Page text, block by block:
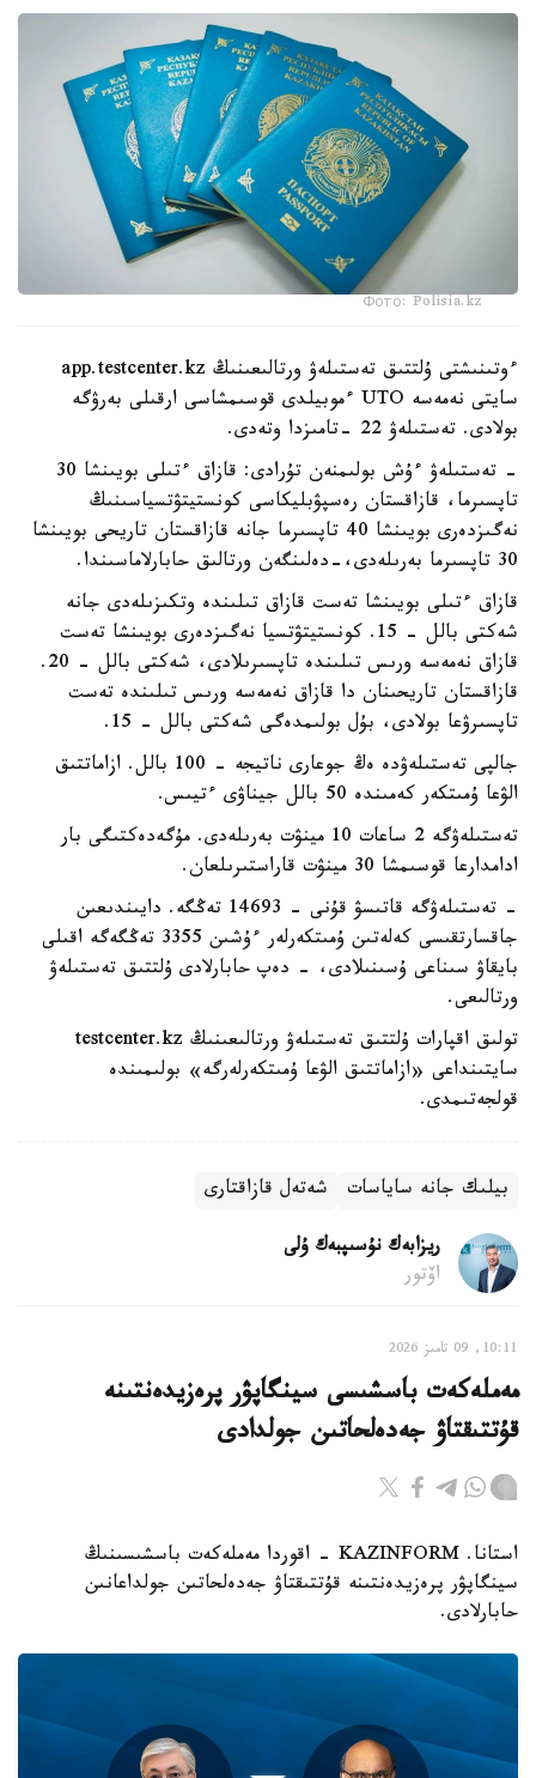
Фото: Polisia.kz
ءوتىنىشتى ۇلتتىق تەستىلەۋ ورتالىعىنىڭ app.testcenter.kz
سايتى نەمەسە UTO ءموبيلدى قوسىمشاسى ارقىلى بەرۋگە
بولادى. تەستىلەۋ 22 -تامىزدا وتەدى.
- تەستىلەۋ ءۇش بولىمنەن تۇرادى: قازاق ءتىلى بويىنشا 30
تاپسىرما، قازاقستان رەسپۋبليكاسى كونستيتۋتسياسىنىڭ
نەگىزدەرى بويىنشا 40 تاپسىرما جانە قازاقستان تاريحى بويىنشا
30 تاپسىرما بەرىلەدى،-دەلىنگەن ورتالىق حابارلاماسىندا.
قازاق ءتىلى بويىنشا تەست قازاق تىلىندە وتكىزىلەدى جانە
شەكتى بالل - 15. كونستيتۋتسيا نەگىزدەرى بويىنشا تەست
قازاق نەمەسە ورىس تىلىندە تاپسىرىلادى، شەكتى بالل - 20.
قازاقستان تاريحىنان دا قازاق نەمەسە ورىس تىلىندە تەست
تاپسىرۋعا بولادى، بۇل بولىمدەگى شەكتى بالل - 15.
جالپى تەستىلەۋدە ەڭ جوعارى ناتيجە - 100 بالل. ازاماتتىق
الۋعا ۇمىتكەر كەمىندە 50 بالل جيناۋى ءتيىس.
تەستىلەۋگە 2 ساعات 10 مينۋت بەرىلەدى. مۇگەدەكتىگى بار
ادامدارعا قوسىمشا 30 مينۋت قاراستىرىلعان.
- تەستىلەۋگە قاتىسۋ قۇنى - 14693 تەڭگە. دايىندىعىن
جاقسارتقىسى كەلەتىن ۇمىتكەرلەر ءۇشىن 3355 تەڭگەگە اقىلى
بايقاۋ سىناعى ۇسىنىلادى، - دەپ حابارلادى ۇلتتىق تەستىلەۋ
ورتالىعى.
تولىق اقپارات ۇلتتىق تەستىلەۋ ورتالىعىنىڭ testcenter.kz
سايتىنداعى «ازاماتتىق الۋعا ۇمىتكەرلەرگە» بولىمىندە
قولجەتىمدى.
بيلىك جانە ساياسات شەتەل قازاقتارى
ريزابەك نۇسىپبەك ۇلى
اۆتور
10:11, 09 تامىز 2026
مەملەكەت باسشىسى سينگاپۋر پرەزيدەنتىنە
قۇتتىقتاۋ جەدەلحاتىن جولدادى
استانا. KAZINFORM - اقوردا مەملەكەت باسشىسىنىڭ
سينگاپۋر پرەزيدەنتىنە قۇتتىقتاۋ جەدەلحاتىن جولداعانىن
حابارلادى.